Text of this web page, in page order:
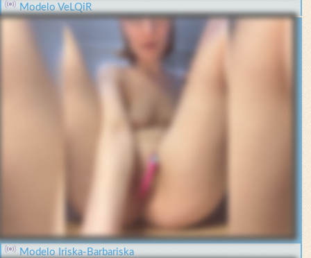
Modelo VeLQiR
Modelo Iriska-Barbariska